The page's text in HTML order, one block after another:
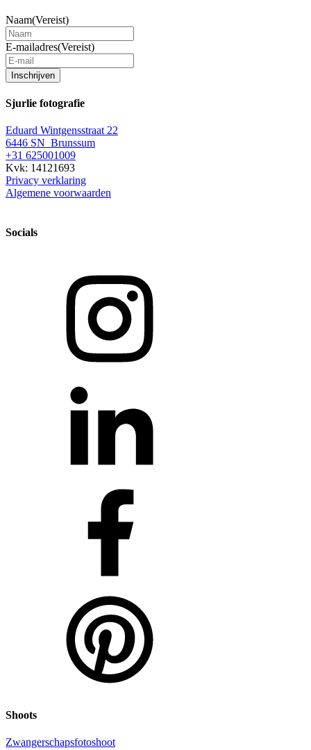
Naam(Vereist)
E-mailadres(Vereist)
Inschrijven
Sjurlie fotografie
Eduard Wintgensstraat 22
6446 SN Brunssum
+31 625001009
Kvk: 14121693
Privacy verklaring
Algemene voorwaarden
Socials
Shoots
Zwangerschapsfotoshoot